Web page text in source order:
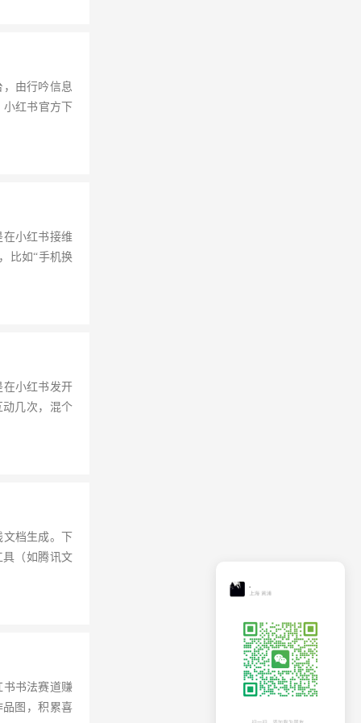
由行吟信息
红书官方下
在小红书接维
比如“手机换
在小红书发开
几次，混个
档生成。下
（如腾讯文
书书法赛道赚
图，积累喜